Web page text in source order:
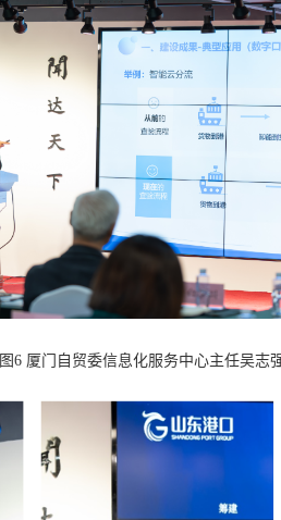
图6 厦门自贸委信息化服务中心主任吴志